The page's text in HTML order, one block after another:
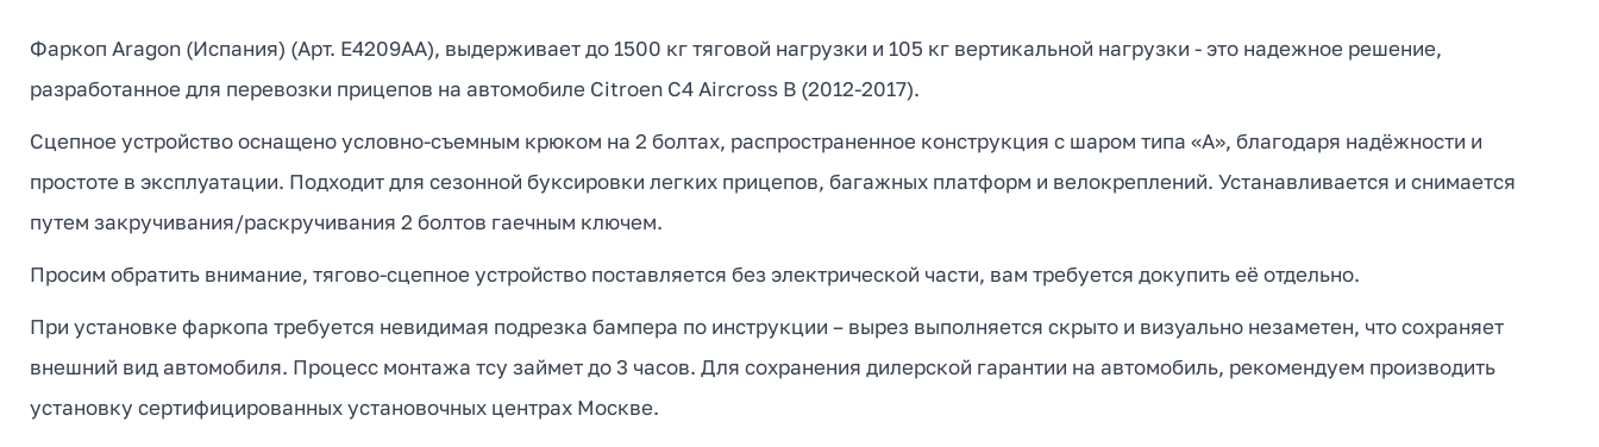
Фаркоп Aragon (Испания) (Арт. E4209AA), выдерживает до 1500 кг тяговой нагрузки и 105 кг вертикальной нагрузки - это надежное решение,
разработанное для перевозки прицепов на автомобиле Citroen C4 Aircross B (2012-2017).
Сцепное устройство оснащено условно-съемным крюком на 2 болтах, распространенное конструкция с шаром типа «А», благодаря надёжности и
простоте в эксплуатации. Подходит для сезонной буксировки легких прицепов, багажных платформ и велокреплений. Устанавливается и снимается
путем закручивания/раскручивания 2 болтов гаечным ключем.
Просим обратить внимание, тягово-сцепное устройство поставляется без электрической части, вам требуется докупить её отдельно.
При установке фаркопа требуется невидимая подрезка бампера по инструкции – вырез выполняется скрыто и визуально незаметен, что сохраняет
внешний вид автомобиля. Процесс монтажа тсу займет до 3 часов. Для сохранения дилерской гарантии на автомобиль, рекомендуем производить
установку сертифицированных установочных центрах Москве.